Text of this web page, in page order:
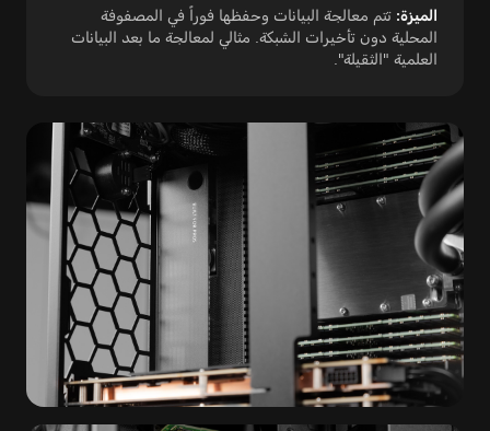
الميزة: تتم معالجة البيانات وحفظها فوراً في المصفوفة
المحلية دون تأخيرات الشبكة. مثالي لمعالجة ما بعد البيانات
العلمية "الثقيلة".